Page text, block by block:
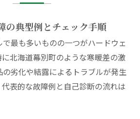
の典型例とチェック手順
最も多いものの一つがハードウェ
北海道幕別町のような寒暖差の激
の劣化や結露によるトラブルが発生
代表的な故障例と自己診断の流れは